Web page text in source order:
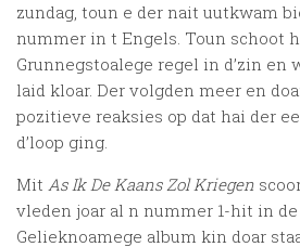
zundag, toun e der nait uutkwam
nummer in t Engels. Toun schoot
Grunnegstoalege regel in d’zin en
laid kloar. Der volgden meer en
pozitieve reaksies op dat hai der
d’loop ging.
Mit As Ik De Kaans Zol Kriegen
vleden joar al n nummer 1-hit in de
Gelieknoamege album kin doar